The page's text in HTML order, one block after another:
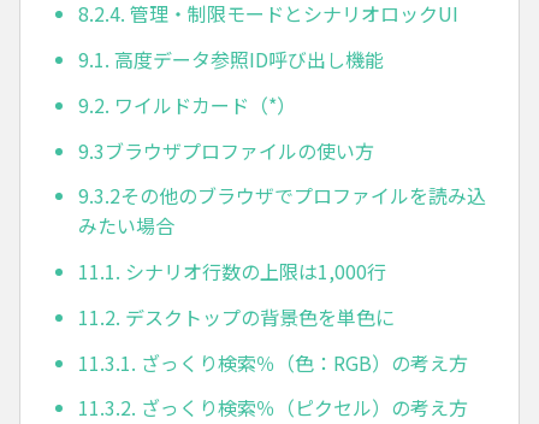
8.2.4. 管理・制限モードとシナリオロックUI
9.1. 高度データ参照ID呼び出し機能
9.2. ワイルドカード（*）
9.3ブラウザプロファイルの使い方
9.3.2その他のブラウザでプロファイルを読み込
みたい場合
11.1. シナリオ行数の上限は1,000行
11.2. デスクトップの背景色を単色に
11.3.1. ざっくり検索％（色：RGB）の考え方
11.3.2. ざっくり検索％（ピクセル）の考え方